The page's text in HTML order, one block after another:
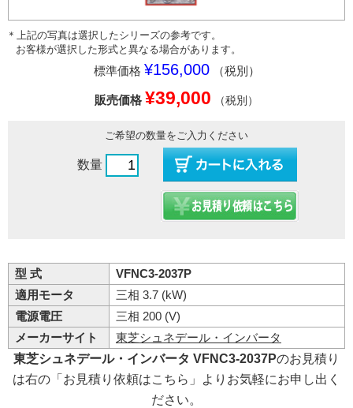
＊上記の写真は選択したシリーズの参考です。
お客様が選択した形式と異なる場合があります。
標準価格 ¥156,000 （税別）
販売価格 ¥39,000 （税別）
ご希望の数量をご入力ください
数量
型 式
VFNC3-2037P
適用モータ
三相 3.7 (kW)
電源電圧
三相 200 (V)
メーカーサイト
東芝シュネデール・インバータ
東芝シュネデール・インバータ VFNC3-2037Pのお見積り
は右の「お見積り依頼はこちら」よりお気軽にお申し出く
ださい。